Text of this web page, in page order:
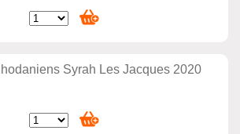
Syrah Les Jacques 2020